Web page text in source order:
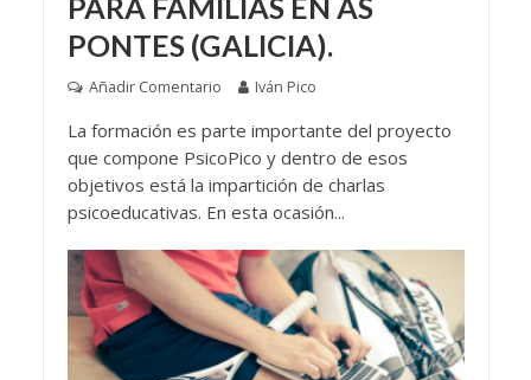
PONTES (GALICIA).
Añadir Comentario Iván Pico
La formación es parte importante del proyecto
que compone PsicoPico y dentro de esos
objetivos está la impartición de charlas
psicoeducativas. En esta ocasión...